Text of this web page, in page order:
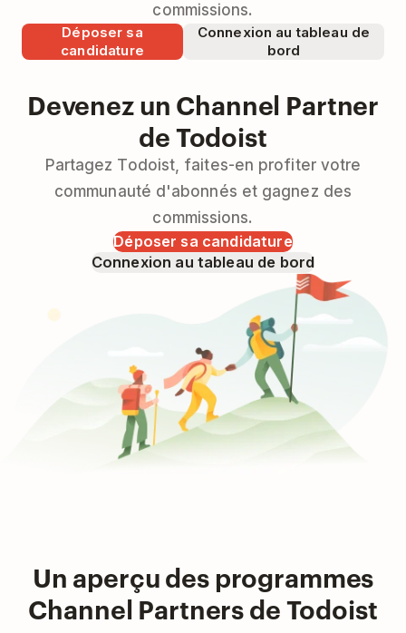
commissions.
Déposer sa
candidature
Connexion au tableau de
bord
Devenez un Channel Partner
de Todoist
Partagez Todoist, faites-en profiter votre
communauté d'abonnés et gagnez des
commissions.
Déposer sa candidature
Connexion au tableau de bord
Un aperçu des programmes
Channel Partners de Todoist